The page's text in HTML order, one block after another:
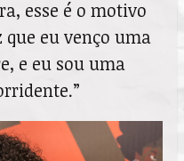
esse é o motivo
que eu venço uma
e eu sou uma